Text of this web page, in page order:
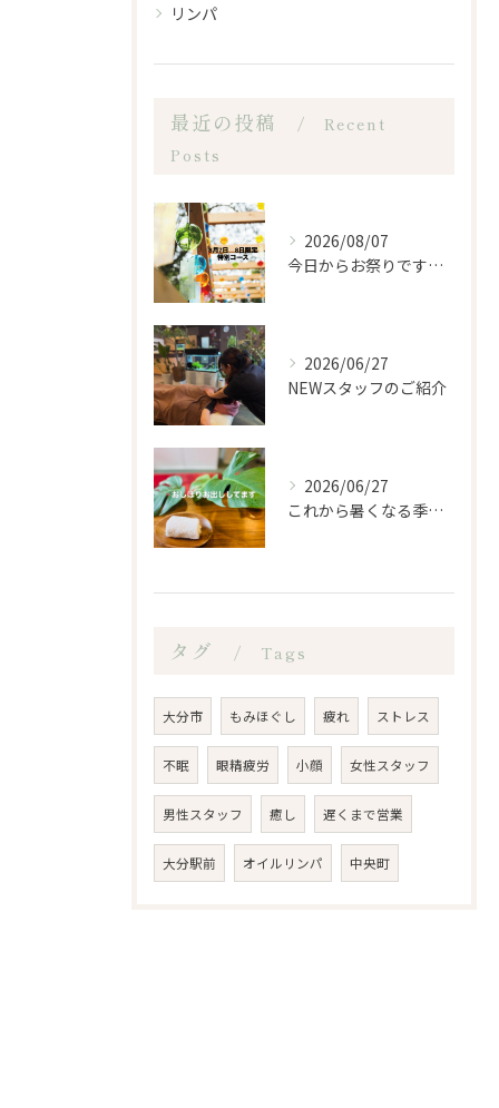
リンパ
最近の投稿
Recent
Posts
2026/08/07
今日からお祭りですね！
2026/06/27
NEWスタッフのご紹介
2026/06/27
これから暑くなる季節になるので、もみほぐし亭ではご来店のお客...
タグ Tags
大分市 もみほぐし 疲れ ストレス
不眠 眼精疲労 小顔 女性スタッフ
男性スタッフ 癒し 遅くまで営業
大分駅前 オイルリンパ 中央町